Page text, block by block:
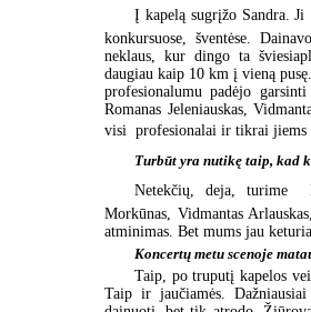
Į kapelą sugrįžo Sandra. Ji
konkursuose, šventėse.
neklaus, kur dingo ta
daugiau kaip 10 km į vieną
profesionalumu padėjo
Romanas Jeleniauskas,
visi  profesionalai ir tikrai
Turbūt yra nutikę taip, kad
Netekčių, deja, turime 
Morkūnas, Vidmantas
atminimas. Bet mums jau
Koncertų metu scenoje
Taip, po truputį kapelos
Taip ir jaučiamės.